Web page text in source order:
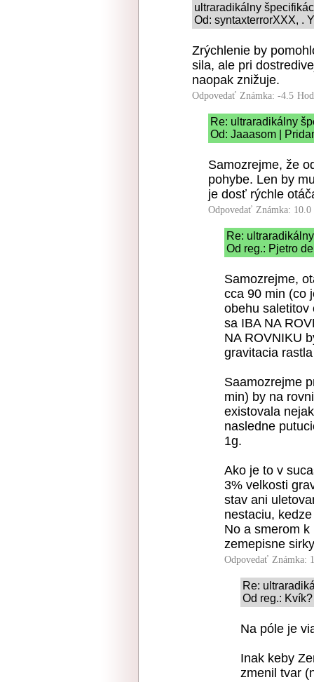
ultraradikálny
Od: syntaxterrorXXX, .
Zrýchlenie by
sila, ale pri
naopak znižuje.
Odpovedať Známka: -4.5
Re: ultraradikálny
Od: Jaaasom |
Samozrejme, že
pohybe. Len by
je dosť rýchle
Odpovedať Známka: 10.0
Re:
Od reg.: Pjetro
Samozrejme,
cca 90 min (co
obehu saletitov
sa IBA NA
NA ROVNIKU
gravitacia
Saamozrejme
min) by na
existovala
nasledne
1g.
Ako je to v
3% velkosti
stav ani
nestaciu,
No a smerom
zemepisne
Odpovedať Známka:
Re:
Od reg.:
Na póle je
Inak keby
zmenil tvar